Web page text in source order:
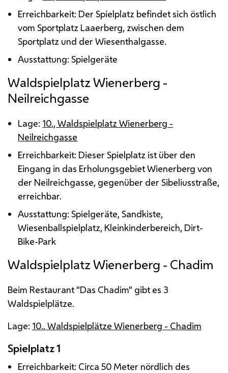
Erreichbarkeit: Der Spielplatz befindet sich östlich
vom Sportplatz Laaerberg, zwischen dem
Sportplatz und der Wiesenthalgasse.
Ausstattung: Spielgeräte
Waldspielplatz Wienerberg -
Neilreichgasse
Lage: 10., Waldspielplatz Wienerberg -
Neilreichgasse
Erreichbarkeit: Dieser Spielplatz ist über den
Eingang in das Erholungsgebiet Wienerberg von
der Neilreichgasse, gegenüber der Sibeliusstraße,
erreichbar.
Ausstattung: Spielgeräte, Sandkiste,
Wiesenballspielplatz, Kleinkinderbereich, Dirt-
Bike-Park
Waldspielplatz Wienerberg - Chadim
Beim Restaurant "Das Chadim" gibt es 3
Waldspielplätze.
Lage: 10., Waldspielplätze Wienerberg - Chadim
Spielplatz 1
Erreichbarkeit: Circa 50 Meter nördlich des